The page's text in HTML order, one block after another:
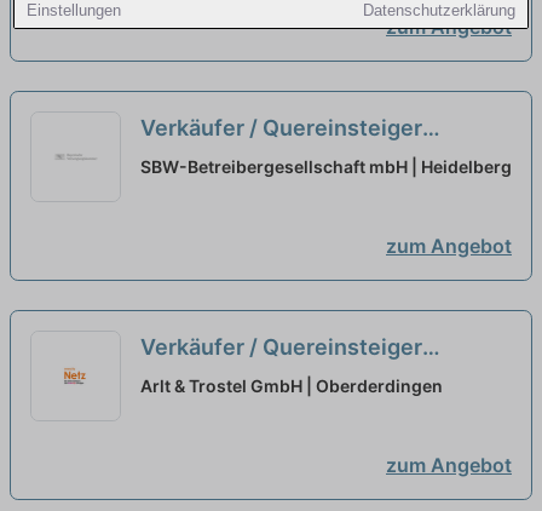
Einstellungen Datenschutzerklärung
zum Angebot
Verkäufer / Quereinsteiger
Bedientheke / Käse (m/w/d) neu
SBW-Betreibergesellschaft mbH | Heidelberg
zum Angebot
Verkäufer / Quereinsteiger
Frischetheke (m/w/d) Vollzeit /
Arlt & Trostel GmbH | Oberderdingen
zum Angebot